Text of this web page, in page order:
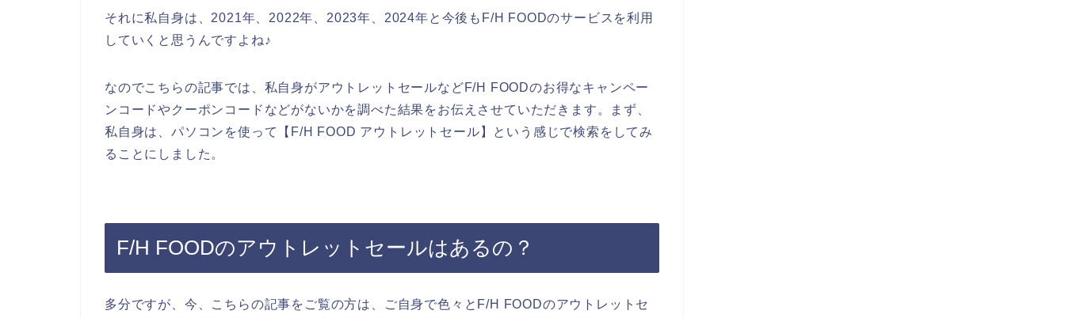
それに私自身は、2021年、2022年、2023年、2024年と今後もF/H FOODのサービスを利用
していくと思うんですよね♪
なのでこちらの記事では、私自身がアウトレットセールなどF/H FOODのお得なキャンペー
ンコードやクーポンコードなどがないかを調べた結果をお伝えさせていただきます。まず、
私自身は、パソコンを使って【F/H FOOD アウトレットセール】という感じで検索をしてみ
ることにしました。
F/H FOODのアウトレットセールはあるの？
多分ですが、今、こちらの記事をご覧の方は、ご自身で色々とF/H FOODのアウトレットセ